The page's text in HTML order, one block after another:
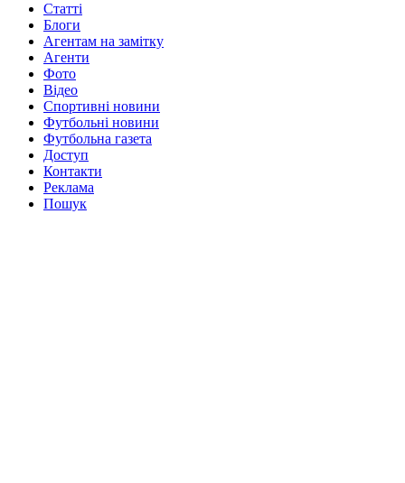
Статті
Блоги
Агентам на замітку
Агенти
Фото
Відео
Спортивні новини
Футбольні новини
Футбольна газета
Доступ
Контакти
Реклама
Пошук